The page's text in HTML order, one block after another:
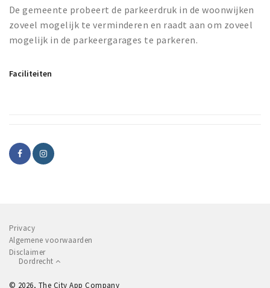
De gemeente probeert de parkeerdruk in de woonwijken
zoveel mogelijk te verminderen en raadt aan om zoveel
mogelijk in de parkeergarages te parkeren.
Faciliteiten
Privacy
Algemene voorwaarden
Disclaimer
Dordrecht
© 2026, The City App Company